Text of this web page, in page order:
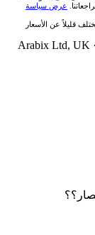
عرض سياسة
قليلاً عن الأسعار
Arabix Ltd, UK